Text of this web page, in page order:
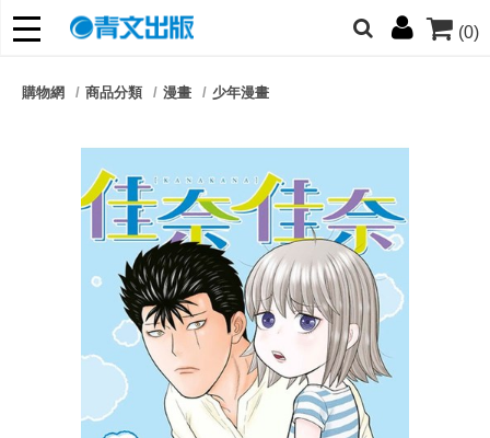
(0)
朋友們，提高警覺！
購物網 商品分類 漫畫 少年漫畫